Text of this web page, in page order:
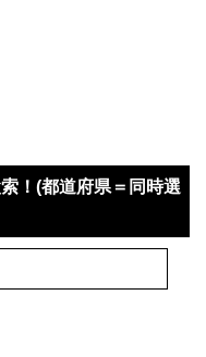
！(都道府県＝同時選